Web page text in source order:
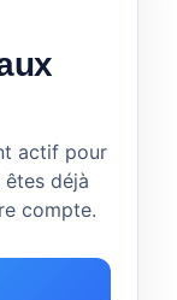
actif pour
déjà
compte.